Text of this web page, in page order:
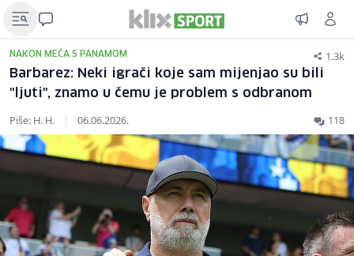
NAKON MEČA S PANAMOM 1.3k
Barbarez: Neki igrači koje sam mijenjao su bili
"ljuti", znamo u čemu je problem s odbranom
Piše: H. H. | 06.06.2026. 118